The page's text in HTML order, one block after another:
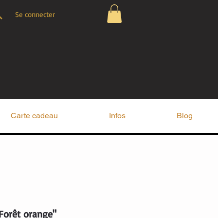
orange"
Carte cadeau Infos Blog
Se connecter